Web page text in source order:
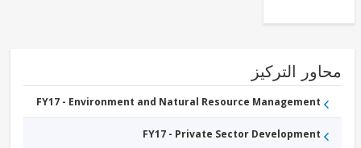
التركيز
FY17 - Environment and Natural Resource Management
FY17 - Private Sector Development